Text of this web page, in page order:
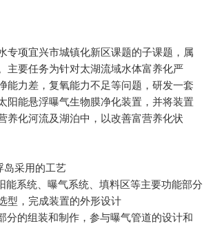
专项宜兴市城镇化新区课题的子课题，属
主要任务为针对太湖流域水体富养化严
能力差，复氧能力不足等问题，研发一套
阳能悬浮曝气生物膜净化装置，并将装置
养化河流及湖泊中，以改善富营养化状
岛采用的工艺
能系统、曝气系统、填料区等主要功能部分
型，完成装置的外形设计
分的组装和制作，参与曝气管道的设计和